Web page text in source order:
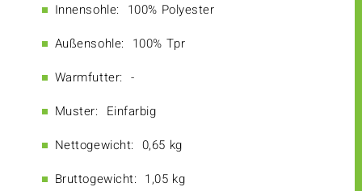
Innensohle: 100% Polyester
Außensohle: 100% Tpr
Warmfutter: -
Muster: Einfarbig
Nettogewicht: 0,65 kg
Bruttogewicht: 1,05 kg